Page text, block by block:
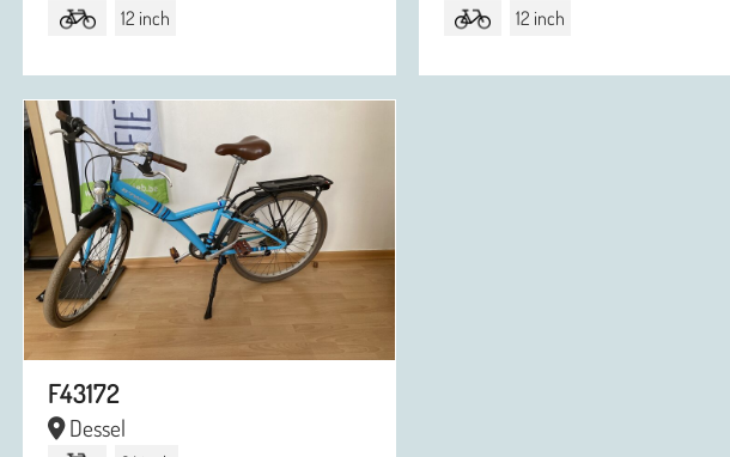
12 inch 12 inch
F43172
Dessel